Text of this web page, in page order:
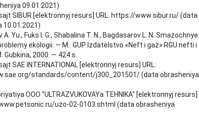
09.01.2021)
SIBUR [elektronnyj resurs] URL: https://www.sibur.ru/ (data
10.01.2021)
A. Yu., Fuks I. G., Shabalina T. N., Bagdasarov L. N. Smazochnye
ekologii. — M.: GUP Izdatelstvo «Neft i gaz» RGU nefti i
Gubkina, 2000. — 424 s.
SAE INTERNATIONAL [elektronnyj resurs] URL:
standards/content/j300_201501/ (data obrasheniya
OOO "ULTRAZVUKOVAYa TEHNIKA" [elektronnyj resurs]
uzo-02-0103.shtml (data obrasheniya